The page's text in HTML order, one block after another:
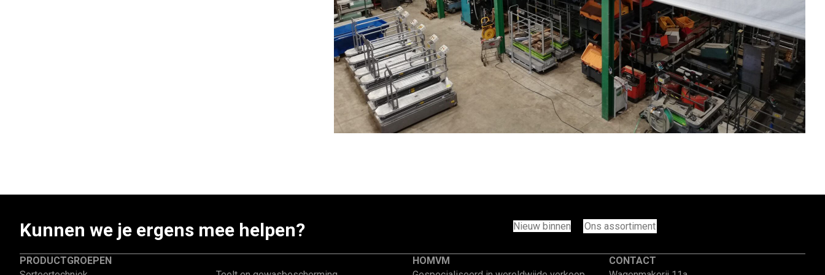
Kunnen we je ergens mee helpen? Nieuw binnen Ons assortiment
PRODUCTGROEPEN
HOMVM
CONTACT